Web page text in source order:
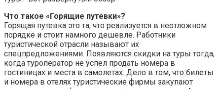
Что такое «Горящие путевки»?
Горящая путевка это та, что реализуется в неотложном
порядке и стоит намного дешевле. Работники
туристической отрасли называют их
спецпредложениями. Появляются скидки на туры тогда,
когда туроператор не успел продать номера в
гостиницах и места в самолетах. Дело в том, что билеты
и номера в отелях туристические фирмы закупают